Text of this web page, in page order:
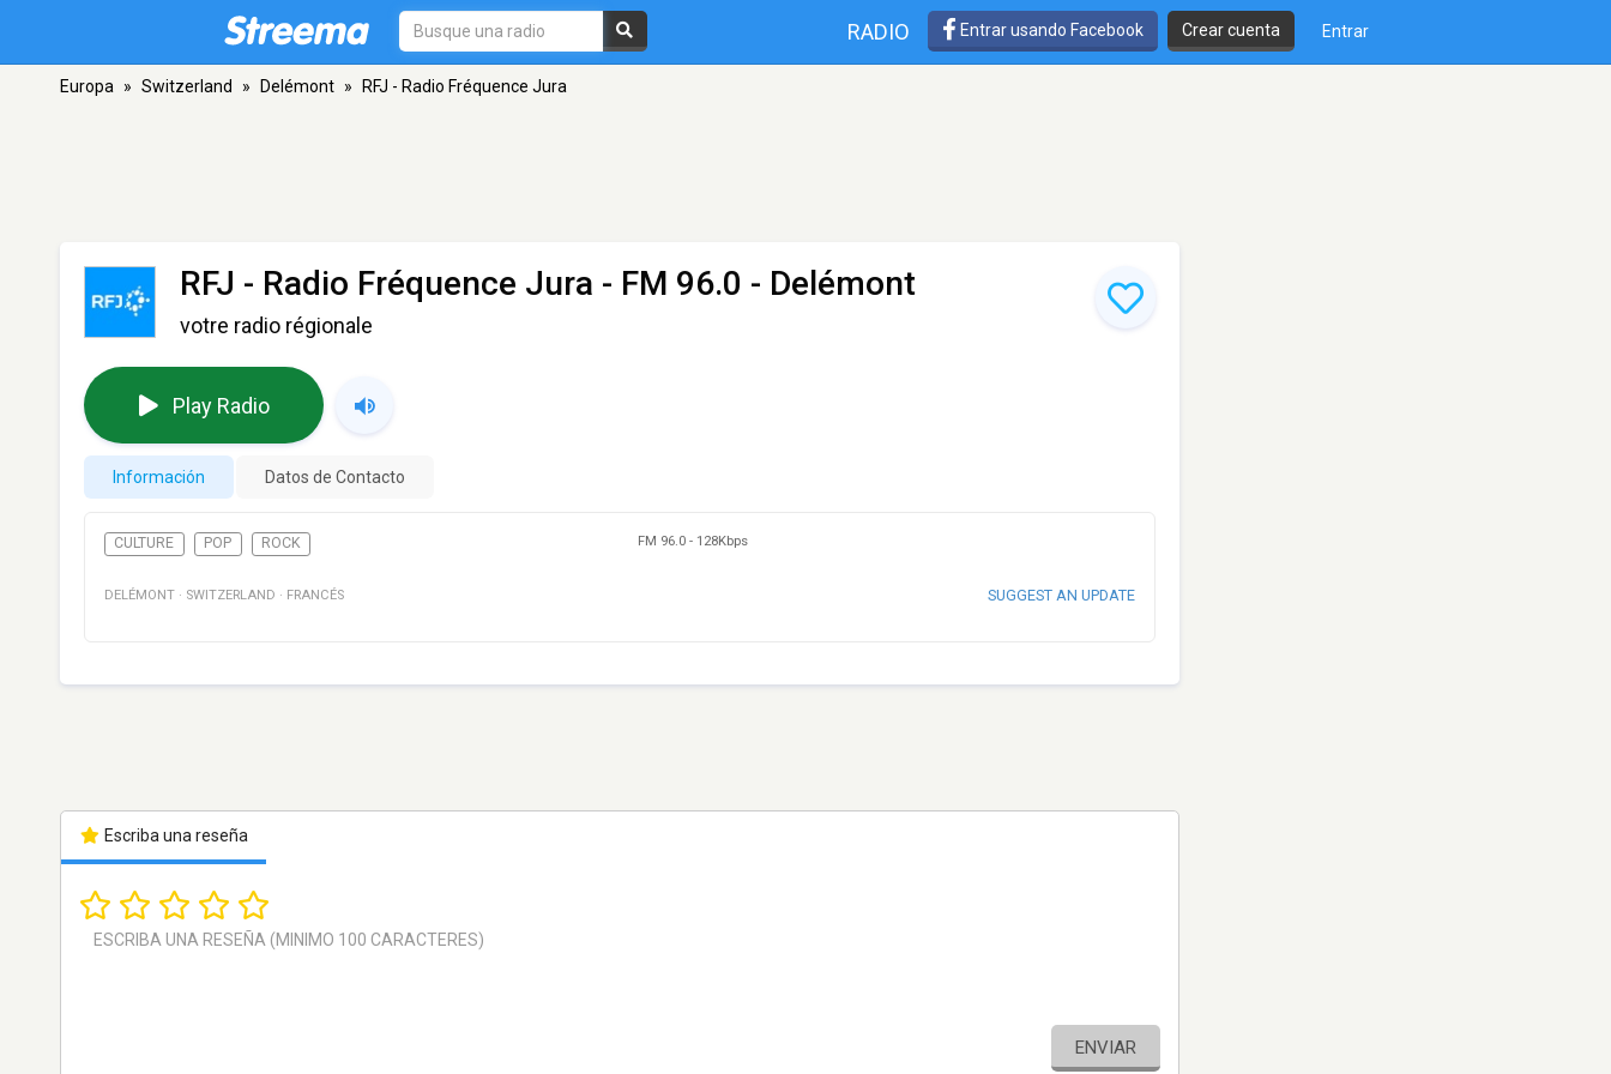
RADIO Entrar usando Facebook Crear cuenta Entrar
Europa » Switzerland » Delémont » RFJ - Radio Fréquence Jura
RFJ - Radio Fréquence Jura - FM 96.0 - Delémont
votre radio régionale
Play Radio
Información Datos de Contacto
CULTURE POP ROCK FM 96.0 - 128Kbps
DELÉMONT · SWITZERLAND · FRANCÉS SUGGEST AN UPDATE
Escriba una reseña
ENVIAR